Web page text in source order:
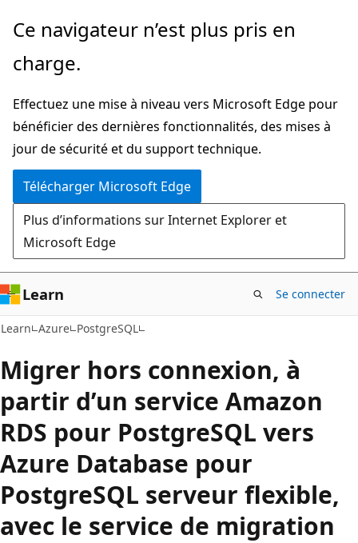
Passer
contenu
Ce navigateur n’est plus pris en
charge.
Effectuez une mise à niveau vers Microsoft Edge pour
bénéficier des dernières fonctionnalités, des mises à
jour de sécurité et du support technique.
Télécharger Microsoft Edge
Plus d’informations sur Internet Explorer et
Microsoft Edge
Learn Se connecter
Learn Azure PostgreSQL
Migrer hors connexion, à
partir d’un service Amazon
RDS pour PostgreSQL vers
Azure Database pour
PostgreSQL serveur flexible,
avec le service de migration